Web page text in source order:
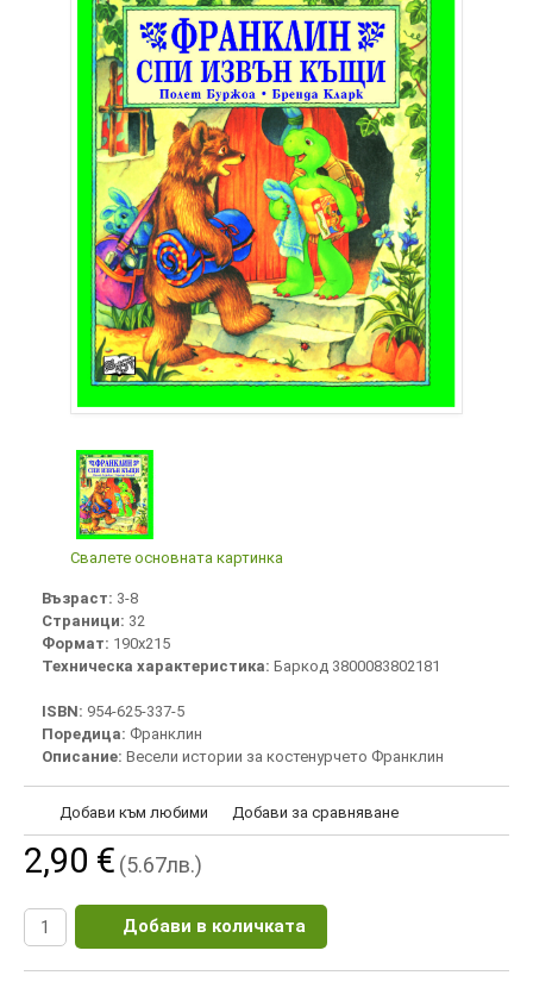
Свалете основната картинка
Възраст: 3-8
Страници: 32
Формат: 190х215
Техническа характеристика: Баркод 3800083802181
ISBN: 954-625-337-5
Поредица: Франклин
Описание: Весели истории за костенурчето Франклин
Добави към любими Добави за сравняване
2,90 € (5.67лв.)
Добави в количката